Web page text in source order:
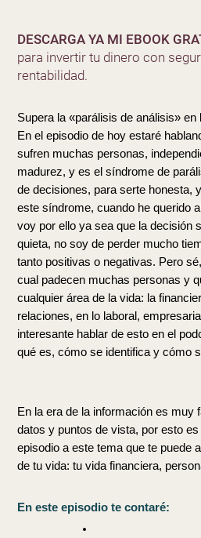
DESCARGA YA MI EBOOK
para invertir tu dinero con
rentabilidad.
Supera la «parálisis de análisis»
En el episodio de hoy estaré
sufren muchas personas,
madurez, y es el síndrome de
de decisiones, para serte honesta,
este síndrome, cuando he querido
voy por ello ya sea que la decisión
quieta, no soy de perder mucho
tanto positivas o negativas. Pero
cual padecen muchas personas y
cualquier área de la vida: la
relaciones, en lo laboral,
interesante hablar de esto en el
qué es, cómo se identifica y cómo
En la era de la información es muy
datos y puntos de vista, por esto
episodio a este tema que te puede
de tu vida: tu vida financiera,
En este episodio te contaré: